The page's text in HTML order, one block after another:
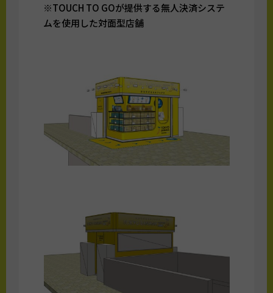
※TOUCH TO GOが提供する無人決済システ
ムを使用した対面型店舗